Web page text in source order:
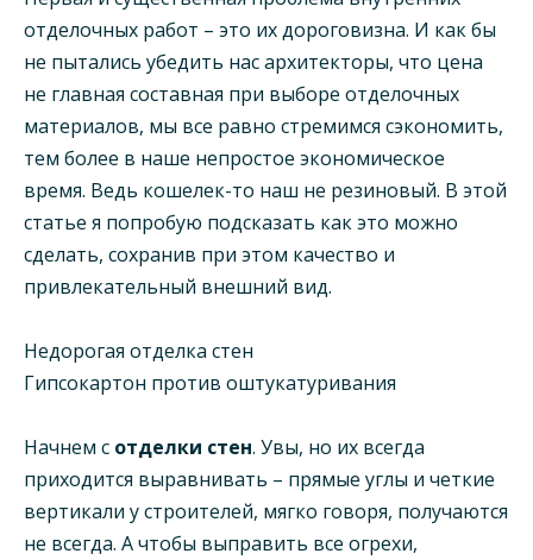
отделочных работ – это их дороговизна. И как бы
не пытались убедить нас архитекторы, что цена
не главная составная при выборе отделочных
материалов, мы все равно стремимся сэкономить,
тем более в наше непростое экономическое
время. Ведь кошелек-то наш не резиновый. В этой
статье я попробую подсказать как это можно
сделать, сохранив при этом качество и
привлекательный внешний вид.
Недорогая отделка стен
Гипсокартон против оштукатуривания
Начнем с отделки стен. Увы, но их всегда
приходится выравнивать – прямые углы и четкие
вертикали у строителей, мягко говоря, получаются
не всегда. А чтобы выправить все огрехи,